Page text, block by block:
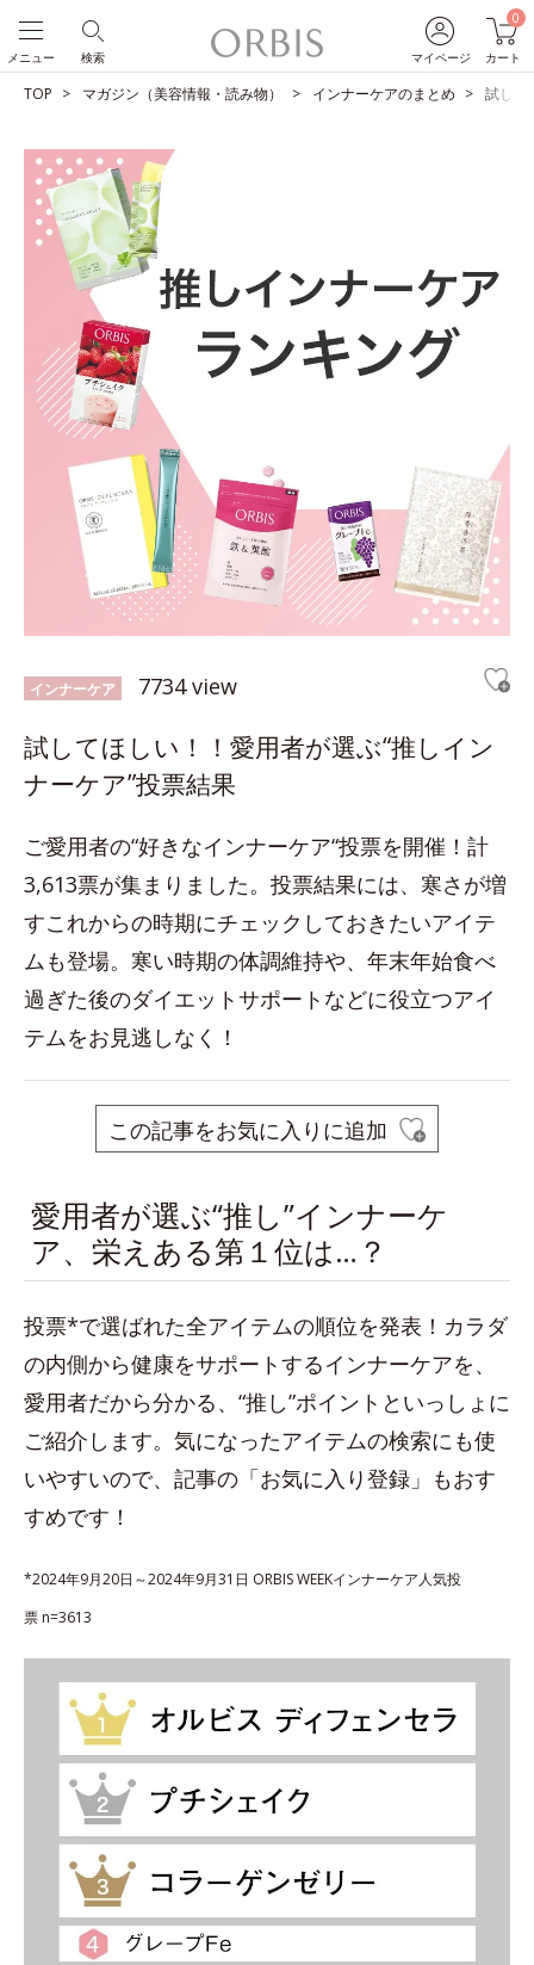
マイページ
0
カート
検索
メニュー
TOP マガジン（美容情報・読み物） インナーケアのまとめ 試して
インナーケア 7734 view
試してほしい！！愛用者が選ぶ“推しイン
ナーケア”投票結果
ご愛用者の“好きなインナーケア“投票を開催！計
3,613票が集まりました。投票結果には、寒さが増
すこれからの時期にチェックしておきたいアイテ
ムも登場。寒い時期の体調維持や、年末年始食べ
過ぎた後のダイエットサポートなどに役立つアイ
テムをお見逃しなく！
この記事をお気に入りに追加
愛用者が選ぶ“推し”インナーケ
ア、栄えある第１位は…？
投票*で選ばれた全アイテムの順位を発表！カラダ
の内側から健康をサポートするインナーケアを、
愛用者だから分かる、“推し”ポイントといっしょに
ご紹介します。気になったアイテムの検索にも使
いやすいので、記事の「お気に入り登録」もおす
すめです！
*2024年9月20日～2024年9月31日 ORBIS WEEKインナーケア人気投
票 n=3613